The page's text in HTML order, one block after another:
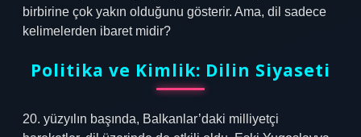
birbirine çok yakın olduğunu gösterir. Ama, dil sadece
kelimelerden ibaret midir?
Politika ve Kimlik: Dilin Siyaseti
20. yüzyılın başında, Balkanlar’daki milliyetçi